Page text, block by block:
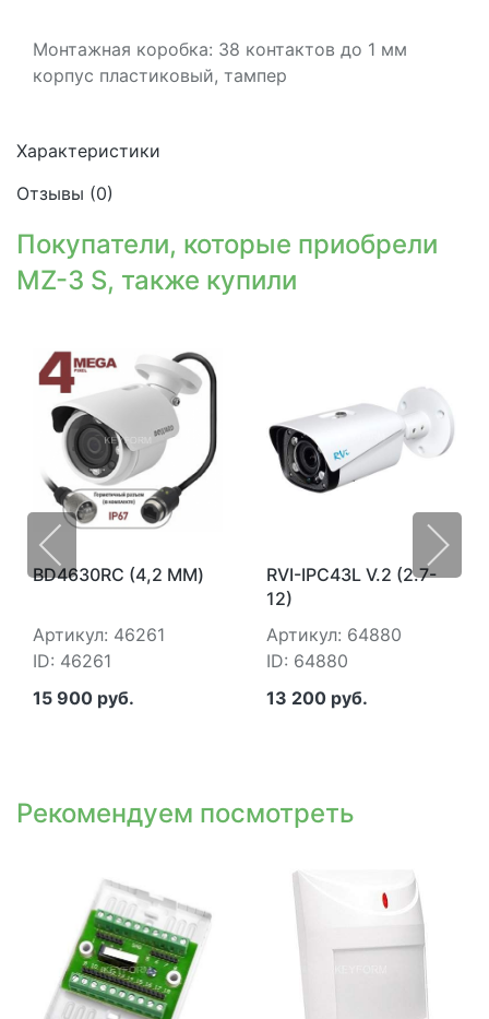
Монтажная коробка: 38 контактов до 1 мм
корпус пластиковый, тампер
Характеристики
Отзывы (0)
Покупатели, которые приобрели
MZ-3 S, также купили
BD4630RC (4,2 ММ)
Артикул: 46261
ID: 46261
15 900 руб.
RVI-IPC43L V.2 (2.7-
12)
Артикул: 64880
ID: 64880
13 200 руб.
Рекомендуем посмотреть